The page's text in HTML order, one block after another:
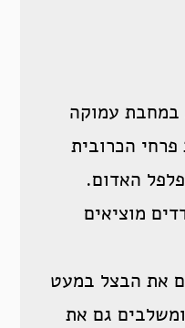
במחבת עמוקה
הכרובית
האדום.
מוציאים
את הבצל במעט
גם את